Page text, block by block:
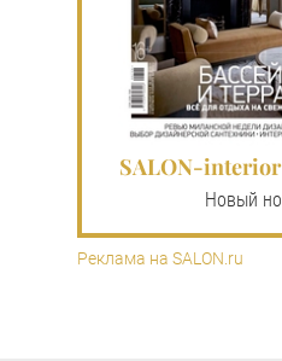
SALON-
Новый
Реклама на SALON.ru